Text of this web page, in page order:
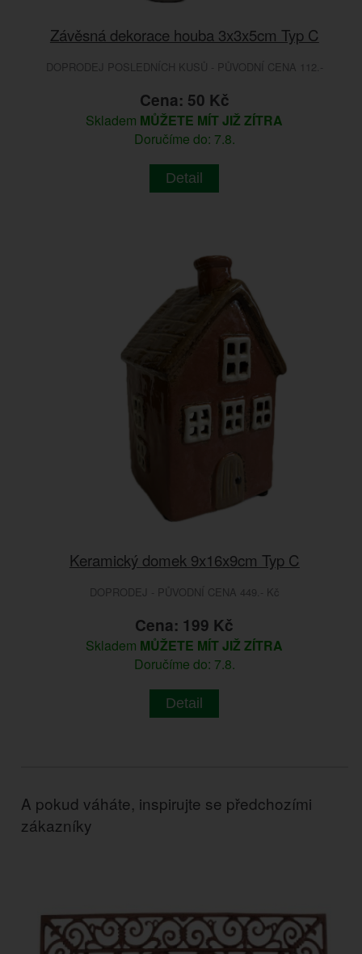
Závěsná dekorace houba 3x3x5cm Typ C
DOPRODEJ POSLEDNÍCH KUSŮ - PŮVODNÍ CENA 112.-
Cena: 50 Kč
Skladem MŮŽETE MÍT JIŽ ZÍTRA
Doručíme do: 7.8.
Detail
Keramický domek 9x16x9cm Typ C
DOPRODEJ - PŮVODNÍ CENA 449.- Kč
Cena: 199 Kč
Skladem MŮŽETE MÍT JIŽ ZÍTRA
Doručíme do: 7.8.
Detail
A pokud váháte, inspirujte se předchozími
zákazníky